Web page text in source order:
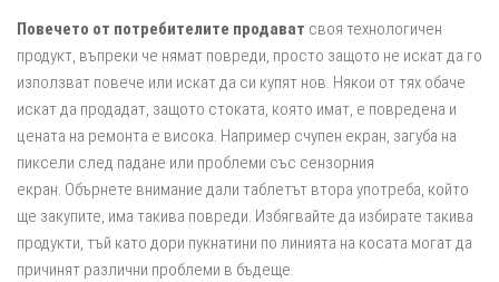
Повечето от потребителите продават своя технологичен
продукт, въпреки че нямат повреди, просто защото не искат да го
използват повече или искат да си купят нов. Някои от тях обаче
искат да продадат, защото стоката, която имат, е повредена и
цената на ремонта е висока. Например счупен екран, загуба на
пиксели след падане или проблеми със сензорния
екран. Обърнете внимание дали таблетът втора употреба, който
ще закупите, има такива повреди. Избягвайте да избирате такива
продукти, тъй като дори пукнатини по линията на косата могат да
причинят различни проблеми в бъдеще.